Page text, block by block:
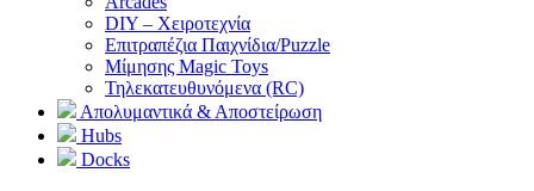
DIY – Χειροτεχνία
Επιτραπέζια Παιχνίδια/Puzzle
Μίμησης Magic Toys
Τηλεκατευθυνόμενα (RC)
Απολυμαντικά & Αποστείρωση
Hubs
Docks